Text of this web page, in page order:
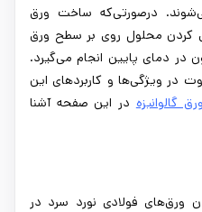
درصورتی‌که ساخت ورق
کردن محلول روی بر سطح ورق
در دمای پایین انجام می‌گیرد.
در ویژگی‌ها و کاربردهای این
گالوانیزه در این صفحه آشنا
ورق‌های فولادی نورد سرد در